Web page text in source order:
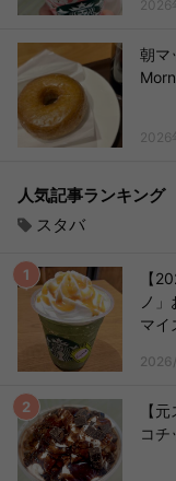
2026
朝マ
2026
人気記事ランキング
スタバ
【
ノ
マイ
【
コチ